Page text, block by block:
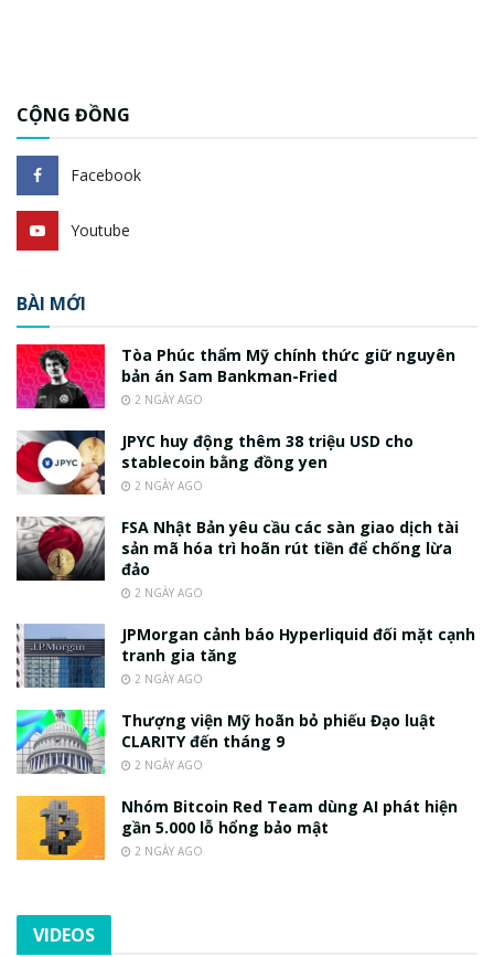
CỘNG ĐỒNG
Facebook
Youtube
BÀI MỚI
Tòa Phúc thẩm Mỹ chính thức giữ nguyên
bản án Sam Bankman-Fried
2 NGÀY AGO
JPYC huy động thêm 38 triệu USD cho
stablecoin bằng đồng yen
2 NGÀY AGO
FSA Nhật Bản yêu cầu các sàn giao dịch tài
sản mã hóa trì hoãn rút tiền để chống lừa
đảo
2 NGÀY AGO
JPMorgan cảnh báo Hyperliquid đối mặt cạnh
tranh gia tăng
2 NGÀY AGO
Thượng viện Mỹ hoãn bỏ phiếu Đạo luật
CLARITY đến tháng 9
2 NGÀY AGO
Nhóm Bitcoin Red Team dùng AI phát hiện
gần 5.000 lỗ hổng bảo mật
2 NGÀY AGO
VIDEOS